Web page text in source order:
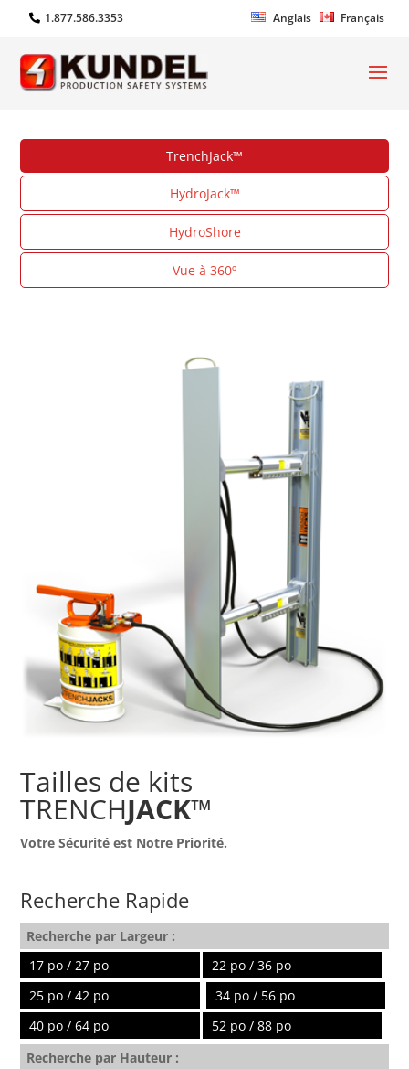
1.877.586.3353 Anglais Français
TrenchJack™
HydroJack™
HydroShore
Vue à 360º
Tailles de kits
TRENCHJACK™
Votre Sécurité est Notre Priorité.
Recherche Rapide
Recherche par Largeur :
17 po / 27 po
22 po / 36 po
25 po / 42 po
34 po / 56 po
40 po / 64 po
52 po / 88 po
Recherche par Hauteur :